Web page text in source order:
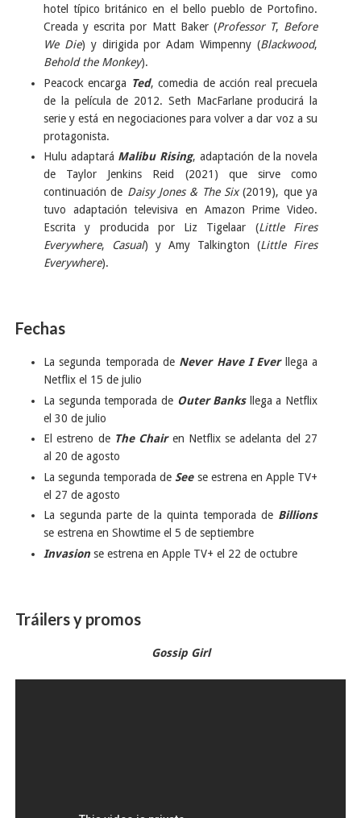
hotel típico británico en el bello pueblo de Portofino.
Creada y escrita por Matt Baker (Professor T, Before
We Die) y dirigida por Adam Wimpenny (Blackwood,
Behold the Monkey).
Peacock encarga Ted, comedia de acción real precuela
de la película de 2012. Seth MacFarlane producirá la
serie y está en negociaciones para volver a dar voz a su
protagonista.
Hulu adaptará Malibu Rising, adaptación de la novela
de Taylor Jenkins Reid (2021) que sirve como
continuación de Daisy Jones & The Six(2019), que ya
tuvo adaptación televisiva en Amazon Prime Video.
Escrita y producida por Liz Tigelaar (Little Fires
Everywhere, Casual) y Amy Talkington (Little Fires
Everywhere).
Fechas
La segunda temporada de Never Have I Everllega a
Netflix el 15 de julio
La segunda temporada de Outer Banksllega a Netflix
el 30 de julio
El estreno de The Chairen Netflix se adelanta del 27
al 20 de agosto
La segunda temporada de Seese estrena en Apple TV+
el 27 de agosto
La segunda parte de la quinta temporada de Billions
se estrena en Showtime el 5 de septiembre
Invasion se estrena en Apple TV+ el 22 de octubre
Tráilers y promos
Gossip Girl